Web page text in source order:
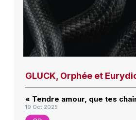
GLUCK, Orphée et
« Tendre amour, que tes
19 Oct 2025